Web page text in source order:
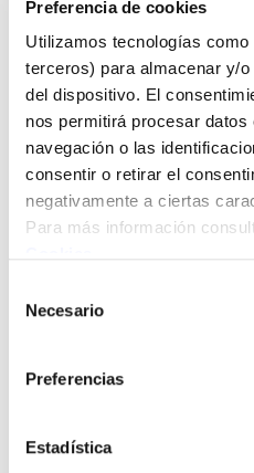
Preferencia de cookies
Utilizamos tecnologías
terceros) para almacenar y/
del dispositivo. El
nos permitirá procesar
navegación o las
consentir o retirar el
negativamente a ciertas
Para más información
Necesario
Preferencias
Estadística
Jardín(30)
Catálogos Digitales(4)
Climatización(6)
Herramientas
(12)
Mensajes
Agosto 03, 2026
Agosto 03, 2026
para ti